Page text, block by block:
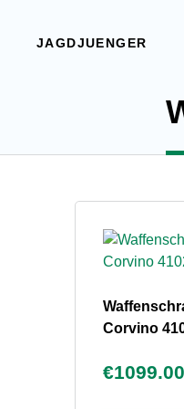
JAGDJUENGER
Corvino
€1099.00